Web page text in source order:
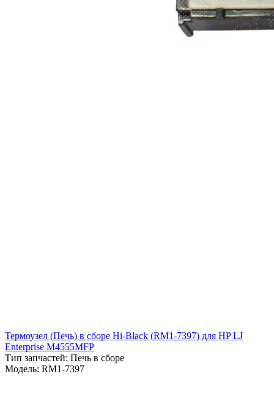
Термоузел (Печь) в сборе Hi-Black (RM1-7397) для HP LJ
Enterprise M4555MFP
Тип запчастей: Печь в сборе
Модель: RM1-7397